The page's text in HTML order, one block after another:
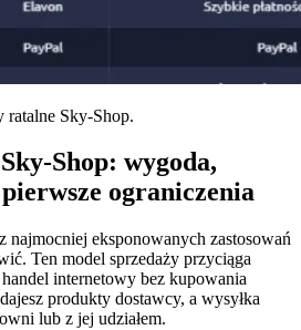
ratalne Sky-Shop.
Shop: wygoda,
ograniczenia
najmocniej eksponowanych zastosowań
Ten model sprzedaży przyciąga
internetowy bez kupowania
produkty dostawcy, a wysyłka
lub z jej udziałem.